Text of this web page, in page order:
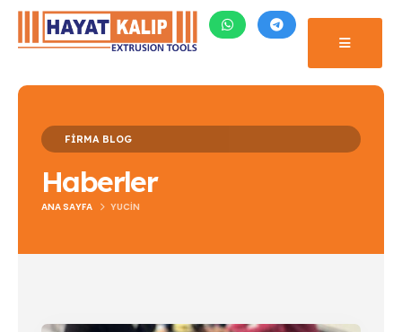
FIRMA BLOG
Haberler
ANA SAYFA YUCIN